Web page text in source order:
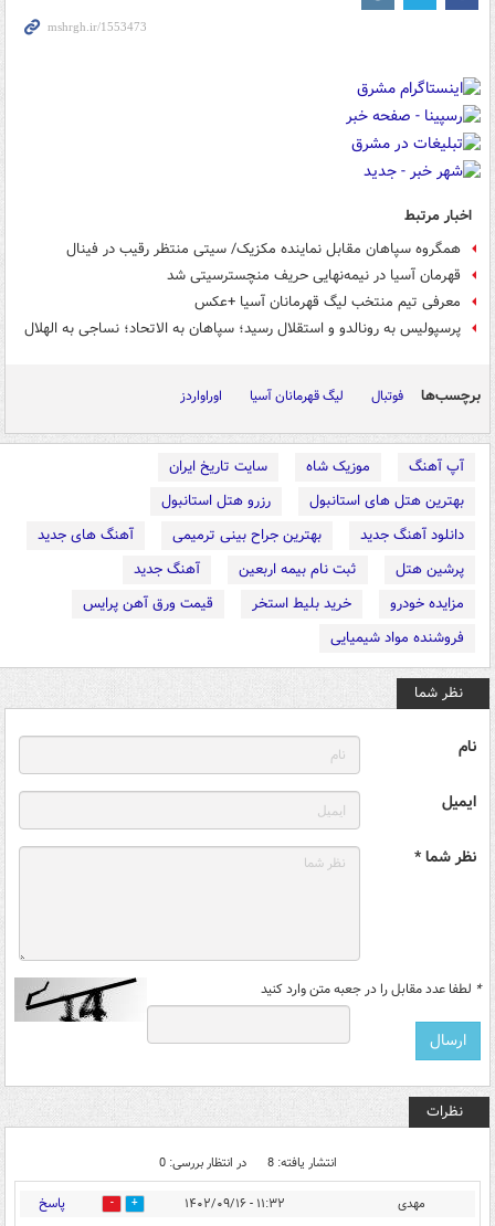
اخبار مرتبط
همگروه سپاهان مقابل نماینده مکزیک/ سیتی منتظر رقیب در فینال
قهرمان آسیا در نیمه‌نهایی حریف منچسترسیتی شد
معرفی تیم منتخب لیگ قهرمانان آسیا +عکس
پرسپولیس به رونالدو و استقلال رسید؛ سپاهان به الاتحاد؛ نساجی به الهلال
برچسب‌ها فوتبال لیگ قهرمانان آسیا اوراواردز
آپ آهنگ موزیک شاه
سایت تاریخ ایران
بهترین هتل های استانبول
رزرو هتل استانبول
دانلود آهنگ جدید
بهترین جراح بینی ترمیمی
آهنگ های جدید
پرشین هتل
ثبت نام بیمه اربعین
آهنگ جدید
مزایده خودرو
خرید بلیط استخر
قیمت ورق آهن پرایس
فروشنده مواد شیمیایی
نظر شما
نام
ایمیل
نظر شما *
* لطفا عدد مقابل را در جعبه متن وارد کنید
نظرات
انتشار یافته: 8 در انتظار بررسی: 0
مهدی ۱۱:۳۲ - ۱۴۰۲/۰۹/۱۶ 6 پاسخ